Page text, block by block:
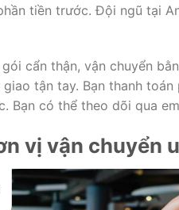
tiền trước. Đội ngũ tại
cẩn thận, vận chuyển
tận tay. Bạn thanh
Bạn có thể theo dõi qua
vị vận chuyển